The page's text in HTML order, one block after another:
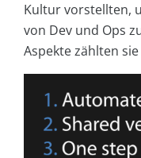
Kultur vorstellten,
von Dev und Ops
Aspekte zählten sie